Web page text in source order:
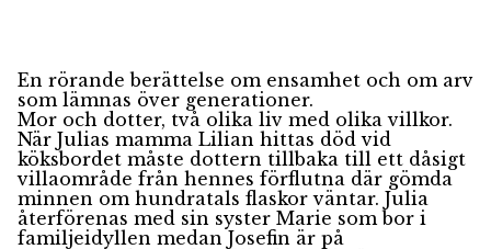
En rörande berättelse om ensamhet och om arv
som lämnas över generationer.
Mor och dotter, två olika liv med olika villkor.
När Julias mamma Lilian hittas död vid
köksbordet måste dottern tillbaka till ett dåsigt
villaområde från hennes förflutna där gömda
minnen om hundratals flaskor väntar. Julia
återförenas med sin syster Marie som bor i
familjeidyllen medan Josefin är på